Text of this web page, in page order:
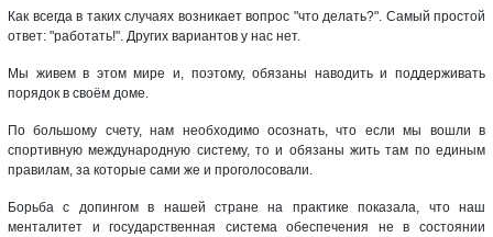
Как всегда в таких случаях возникает вопрос "что делать?". Самый простой
ответ: "работать!". Других вариантов у нас нет.
Мы живем в этом мире и, поэтому, обязаны наводить и поддерживать
порядок в своём доме.
По большому счету, нам необходимо осознать, что если мы вошли в
спортивную международную систему, то и обязаны жить там по единым
правилам, за которые сами же и проголосовали.
Борьба с допингом в нашей стране на практике показала, что наш
менталитет и государственная система обеспечения не в состоянии